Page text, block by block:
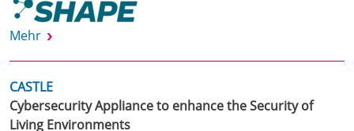
Mehr
CASTLE
Cybersecurity Appliance to enhance the Security of
Living Environments